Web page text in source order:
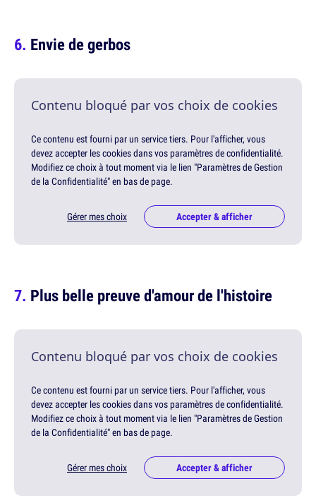
Envie de gerbos
Contenu bloqué par vos choix de cookies
Ce contenu est fourni par un service tiers. Pour l'afficher, vous
devez accepter les cookies dans vos paramètres de confidentialité.
Modifiez ce choix à tout moment via le lien "Paramètres de Gestion
de la Confidentialité" en bas de page.
Gérer mes choix Accepter & afficher
Plus belle preuve d'amour de l'histoire
Contenu bloqué par vos choix de cookies
Ce contenu est fourni par un service tiers. Pour l'afficher, vous
devez accepter les cookies dans vos paramètres de confidentialité.
Modifiez ce choix à tout moment via le lien "Paramètres de Gestion
de la Confidentialité" en bas de page.
Gérer mes choix Accepter & afficher